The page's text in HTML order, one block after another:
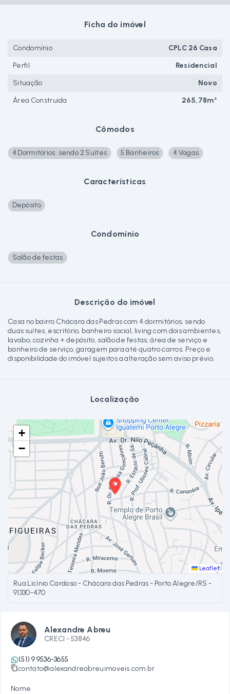
Cômodos
4 Dormitórios, sendo 2 Suítes 5 Banheiros 4 Vagas
Características
Depósito
Condomínio
Salão de festas
Descrição do imóvel
Casa no bairro Chácara das Pedras com 4 dormitórios, sendo
duas suítes, escritório, banheiro social, living com dois ambientes,
lavabo, cozinha + depósito, salão de festas, área de serviço e
banheiro de serviço, garagem para até quatro carros. Preço e
disponibilidade do imóvel sujeitos a alteração sem aviso prévio.
Localização
+
−
Leaflet
Rua Licínio Cardoso - Chácara das Pedras - Porto Alegre/RS -
91330-470
Ficha do imóvel
Condomínio
CPLC 26 Casa
Perfil
Residencial
Situação
Novo
Área Construida
265,78m²
Alexandre Abreu
CRECI -53846
(51) 9 9536-3655
contato@alexandreabreuimoveis.com.br
Nome